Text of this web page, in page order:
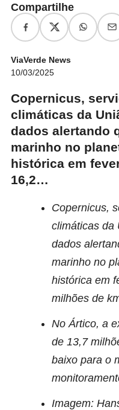
Compartilhe
ViaVerde News
10/03/2025
Copernicus,
climáticas da
dados alertando
marinho no
histórica em
16,2…
Copernicus,
climáticas da
dados
marinho no
histórica em
milhões de
No Ártico, a
de 13,7
baixo para o
Imagem: